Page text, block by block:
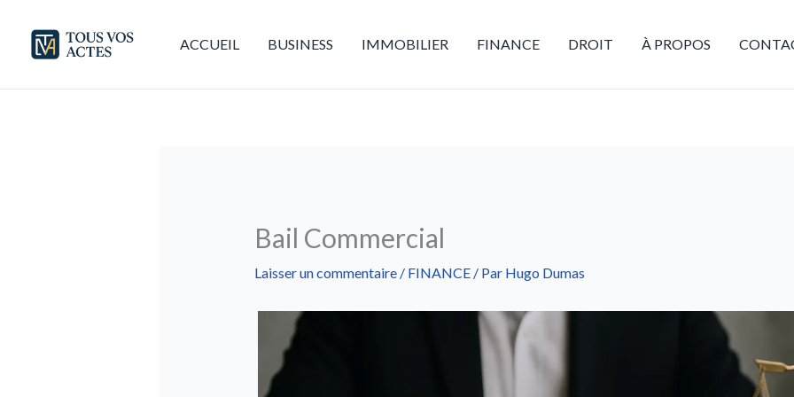
contenu
ACCUEIL BUSINESS IMMOBILIER FINANCE DROIT À PROPOS
Bail Commercial
Laisser un commentaire / FINANCE/ Par Hugo Dumas